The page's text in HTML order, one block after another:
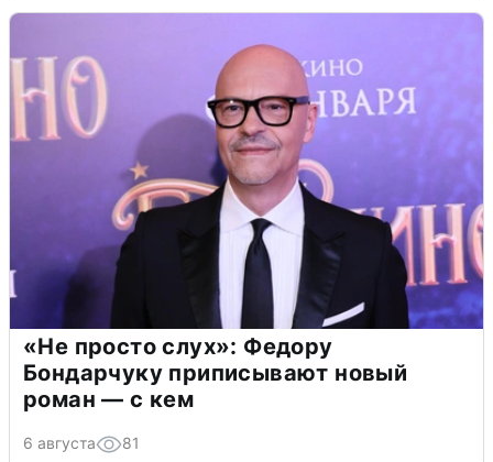
«Не просто слух»: Федору
Бондарчуку приписывают новый
роман — с кем
6 августа 81